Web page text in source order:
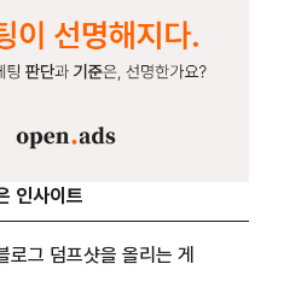
인사이트
로그 덤프샷을 올리는 게